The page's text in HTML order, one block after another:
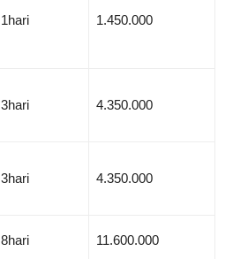
1hari 1.450.000
3hari 4.350.000
3hari 4.350.000
8hari 11.600.000